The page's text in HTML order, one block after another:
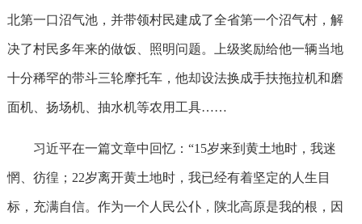
北第一口沼气池，并带领村民建成了全省第一个沼气村，解
决了村民多年来的做饭、照明问题。上级奖励给他一辆当地
十分稀罕的带斗三轮摩托车，他却设法换成手扶拖拉机和磨
面机、扬场机、抽水机等农用工具……
习近平在一篇文章中回忆：“15岁来到黄土地时，我迷
惘、彷徨；22岁离开黄土地时，我已经有着坚定的人生目
标，充满自信。作为一个人民公仆，陕北高原是我的根，因